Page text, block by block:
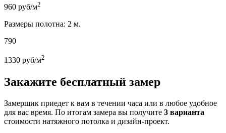
960 руб/м2
Размеры полотна: 2 м.
790
1330 руб/м2
Закажите бесплатный замер
Замерщик приедет к вам в течении часа или в любое удобное
для вас время. По итогам замера вы получите 3 варианта
стоимости натяжного потолка и дизайн-проект.